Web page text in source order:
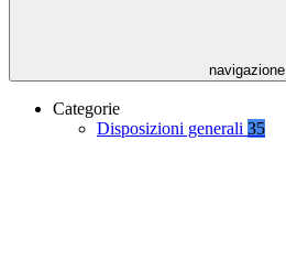
navigazione
Categorie
Disposizioni generali 35